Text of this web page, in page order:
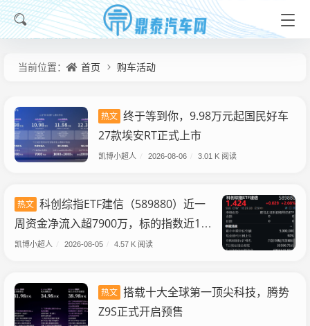
当前位置： 首页 购车活动
热文 终于等到你，9.98万元起国民好车
27款埃安RT正式上市
凯博小超人 2026-08-06 3.01 K 阅读
热文 科创综指ETF建信（589880）近一
周资金净流入超7900万，标的指数近1年
涨32.55%
凯博小超人 2026-08-05 4.57 K 阅读
热文 搭载十大全球第一顶尖科技，腾势
Z9S正式开启预售